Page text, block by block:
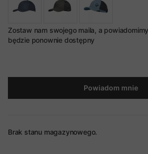
Zostaw nam swojego maila, a
będzie ponownie dostępny
Powiadom mnie
Brak stanu magazynowego.